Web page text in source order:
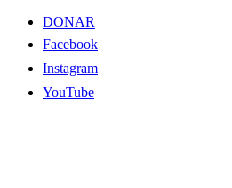
DONAR
Facebook
Instagram
YouTube